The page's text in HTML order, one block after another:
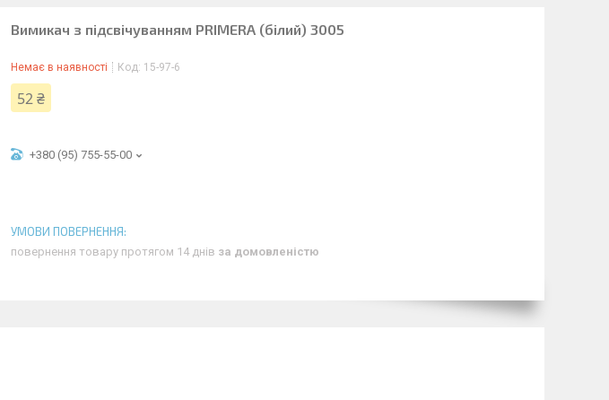
Вимикач з підсвічуванням PRIMERA (білий) 3005
Немає в наявності Код: 15-97-6
52 ₴
+380 (95) 755-55-00
повернення товару протягом 14 днів за домовленістю